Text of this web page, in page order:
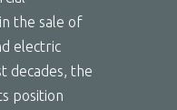
the sale of
electric
decades, the
position